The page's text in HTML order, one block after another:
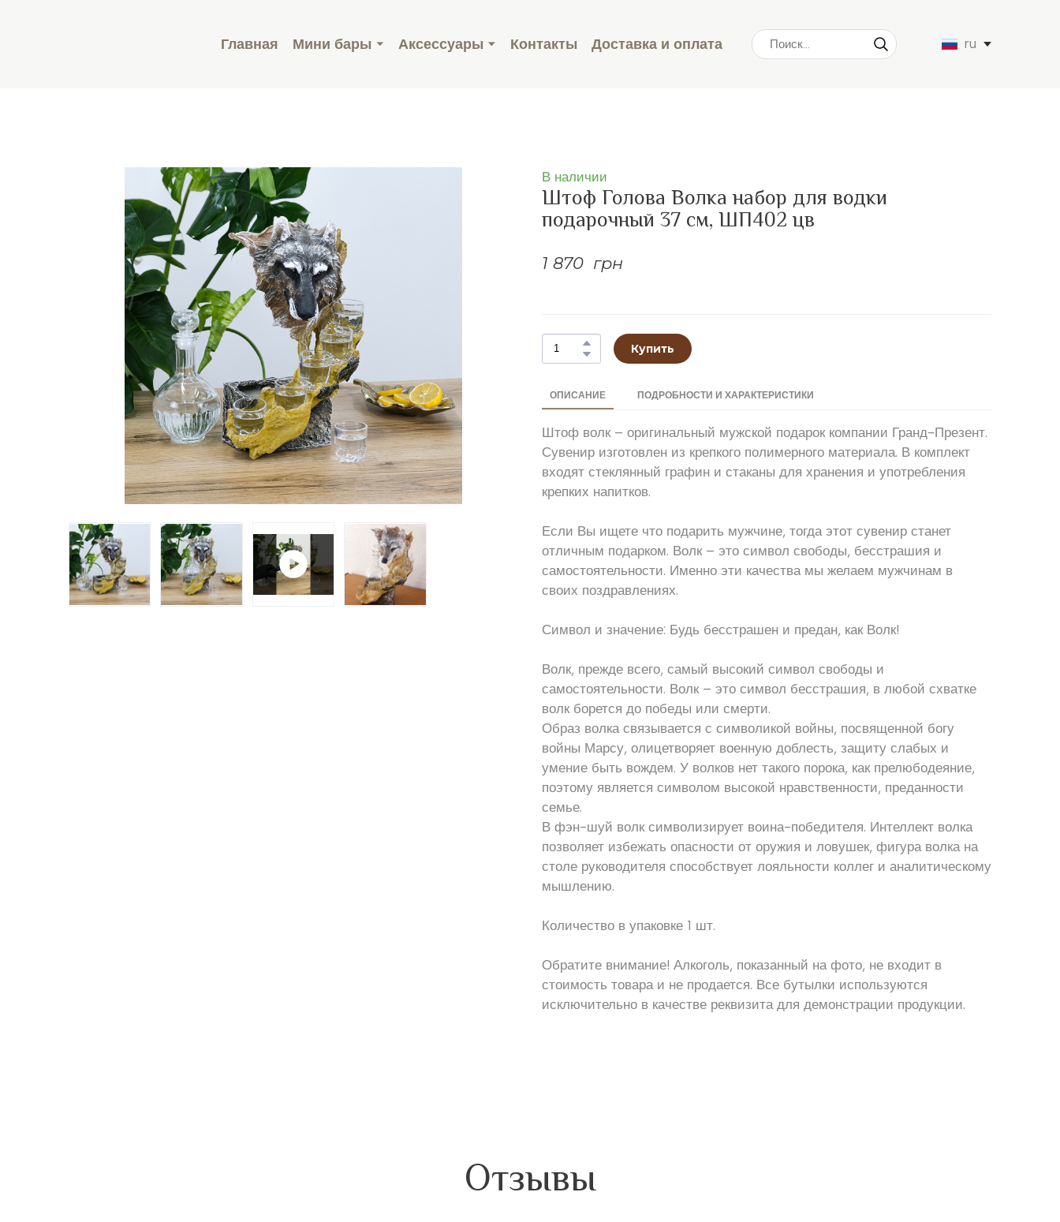
Главная Мини бары Аксессуары Контакты Доставка и оплата ru
В наличии
Штоф Голова Волка набор для водки
подарочный 37 см, ШП402 цв
1 870  грн
Купить
ОПИСАНИЕ ПОДРОБНОСТИ И ХАРАКТЕРИСТИКИ
Штоф волк – оригинальный мужской подарок компании Гранд-Презент.
Сувенир изготовлен из крепкого полимерного материала. В комплект
входят стеклянный графин и стаканы для хранения и употребления
крепких напитков.
Если Вы ищете что подарить мужчине, тогда этот сувенир станет
отличным подарком. Волк – это символ свободы, бесстрашия и
самостоятельности. Именно эти качества мы желаем мужчинам в
своих поздравлениях.
Символ и значение: Будь бесстрашен и предан, как Волк!
Волк, прежде всего, самый высокий символ свободы и
самостоятельности. Волк – это символ бесстрашия, в любой схватке
волк борется до победы или смерти.
Образ волка связывается с символикой войны, посвященной богу
войны Марсу, олицетворяет военную доблесть, защиту слабых и
умение быть вождем. У волков нет такого порока, как прелюбодеяние,
поэтому является символом высокой нравственности, преданности
семье.
В фэн-шуй волк символизирует воина-победителя. Интеллект волка
позволяет избежать опасности от оружия и ловушек, фигура волка на
столе руководителя способствует лояльности коллег и аналитическому
мышлению.
Количество в упаковке 1 шт.
Обратите внимание! Алкоголь, показанный на фото, не входит в
стоимость товара и не продается. Все бутылки используются
исключительно в качестве реквизита для демонстрации продукции.
Отзывы